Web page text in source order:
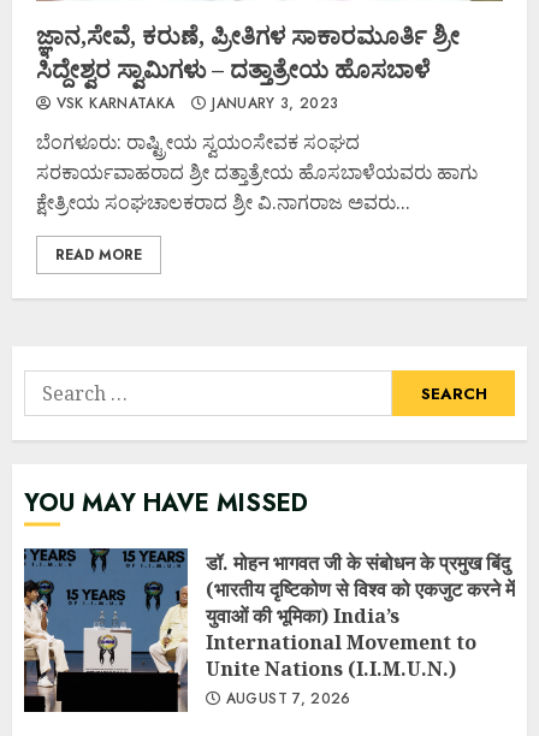
ಜ್ಞಾನ,ಸೇವೆ, ಕರುಣೆ, ಪ್ರೀತಿಗಳ ಸಾಕಾರಮೂರ್ತಿ ಶ್ರೀ
ಸಿದ್ದೇಶ್ವರ ಸ್ವಾಮಿಗಳು – ದತ್ತಾತ್ರೇಯ ಹೊಸಬಾಳೆ
VSK KARNATAKA JANUARY 3, 2023
ಬೆಂಗಳೂರು: ರಾಷ್ಟ್ರೀಯ ಸ್ವಯಂಸೇವಕ ಸಂಘದ
ಸರಕಾರ್ಯವಾಹರಾದ ಶ್ರೀ ದತ್ತಾತ್ರೇಯ ಹೊಸಬಾಳೆಯವರು ಹಾಗು
ಕ್ಷೇತ್ರೀಯ ಸಂಘಚಾಲಕರಾದ ಶ್ರೀ ವಿ.ನಾಗರಾಜ ಅವರು...
READ MORE
Search
for:
YOU MAY HAVE MISSED
डॉ. मोहन भागवत जी के संबोधन के प्रमुख बिंदु
(भारतीय दृष्टिकोण से विश्व को एकजुट करने में
युवाओं की भूमिका) India’s
International Movement to
Unite Nations (I.I.M.U.N.)
AUGUST 7, 2026